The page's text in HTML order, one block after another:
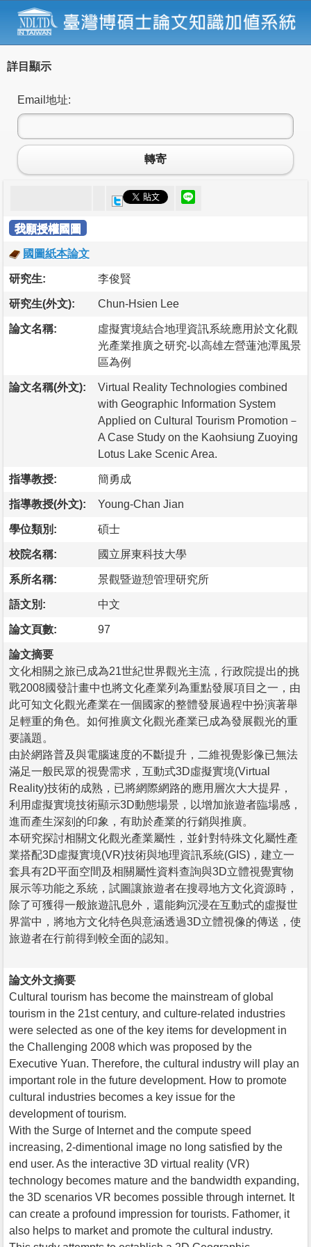
詳目顯示
Email地址:
轉寄
我願授權國圖
國圖紙本論文
研究生: 李俊賢
研究生(外文): Chun-Hsien Lee
論文名稱:
虛擬實境結合地理資訊系統應用於文化觀
光產業推廣之研究-以高雄左營蓮池潭風景
區為例
論文名稱(外文):
Virtual Reality Technologies combined
with Geographic Information System
Applied on Cultural Tourism Promotion－
A Case Study on the Kaohsiung Zuoying
Lotus Lake Scenic Area.
指導教授: 簡勇成
指導教授(外文): Young-Chan Jian
學位類別: 碩士
校院名稱: 國立屏東科技大學
系所名稱: 景觀暨遊憩管理研究所
語文別: 中文
論文頁數: 97
論文摘要
文化相關之旅已成為21世紀世界觀光主流，行政院提出的挑
戰2008國發計畫中也將文化產業列為重點發展項目之一，由
此可知文化觀光產業在一個國家的整體發展過程中扮演著舉
足輕重的角色。如何推廣文化觀光產業已成為發展觀光的重
要議題。
由於網路普及與電腦速度的不斷提升，二維視覺影像已無法
滿足一般民眾的視覺需求，互動式3D虛擬實境(Virtual
Reality)技術的成熟，已將網際網路的應用層次大大提昇，
利用虛擬實境技術顯示3D動態場景，以增加旅遊者臨場感，
進而產生深刻的印象，有助於產業的行銷與推廣。
本研究探討相關文化觀光產業屬性，並針對特殊文化屬性產
業搭配3D虛擬實境(VR)技術與地理資訊系統(GIS)，建立一
套具有2D平面空間及相關屬性資料查詢與3D立體視覺實物
展示等功能之系統，試圖讓旅遊者在搜尋地方文化資源時，
除了可獲得一般旅遊訊息外，還能夠沉浸在互動式的虛擬世
界當中，將地方文化特色與意涵透過3D立體視像的傳送，使
旅遊者在行前得到較全面的認知。
論文外文摘要
Cultural tourism has become the mainstream of global
tourism in the 21st century, and culture-related industries
were selected as one of the key items for development in
the Challenging 2008 which was proposed by the
Executive Yuan. Therefore, the cultural industry will play an
important role in the future development. How to promote
cultural industries becomes a key issue for the
development of tourism.
With the Surge of Internet and the compute speed
increasing, 2-dimentional image no long satisfied by the
end user. As the interactive 3D virtual reality (VR)
technology becomes mature and the bandwidth expanding,
the 3D scenarios VR becomes possible through internet. It
can create a profound impression for tourists. Fathomer, it
also helps to market and promote the cultural industry.